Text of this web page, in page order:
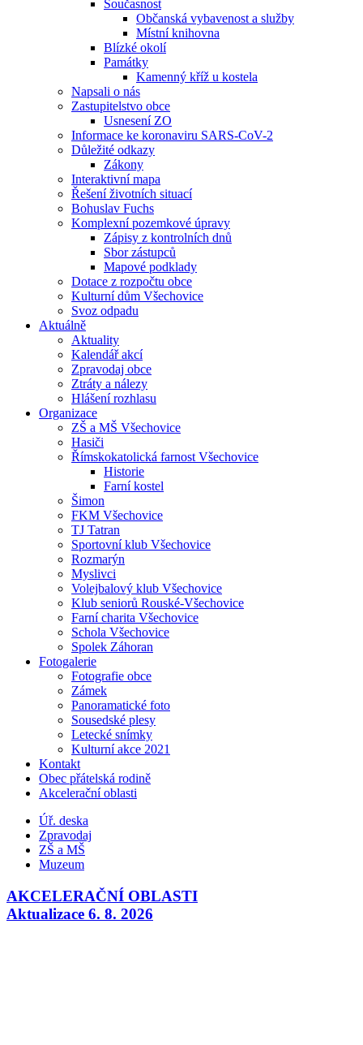
Současnost
Občanská vybavenost a služby
Místní knihovna
Blízké okolí
Památky
Kamenný kříž u kostela
Napsali o nás
Zastupitelstvo obce
Usnesení ZO
Informace ke koronaviru SARS-CoV-2
Důležité odkazy
Zákony
Interaktivní mapa
Řešení životních situací
Bohuslav Fuchs
Komplexní pozemkové úpravy
Zápisy z kontrolních dnů
Sbor zástupců
Mapové podklady
Dotace z rozpočtu obce
Kulturní dům Všechovice
Svoz odpadu
Aktuálně
Aktuality
Kalendář akcí
Zpravodaj obce
Ztráty a nálezy
Hlášení rozhlasu
Organizace
ZŠ a MŠ Všechovice
Hasiči
Římskokatolická farnost Všechovice
Historie
Farní kostel
Šimon
FKM Všechovice
TJ Tatran
Sportovní klub Všechovice
Rozmarýn
Myslivci
Volejbalový klub Všechovice
Klub seniorů Rouské-Všechovice
Farní charita Všechovice
Schola Všechovice
Spolek Záhoran
Fotogalerie
Fotografie obce
Zámek
Panoramatické foto
Sousedské plesy
Letecké snímky
Kulturní akce 2021
Kontakt
Obec přátelská rodině
Akcelerační oblasti
Úř. deska
Zpravodaj
ZŠ a MŠ
Muzeum
AKCELERAČNÍ OBLASTI
Aktualizace 6. 8. 2026